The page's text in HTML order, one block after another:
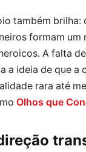
também brilha:
formam um
A falta
a ideia de que a
rara até
Olhos que